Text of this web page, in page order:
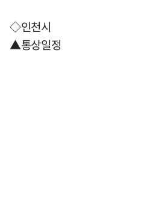
◇인천시
▲통상일정